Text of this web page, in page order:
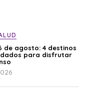
de agosto: 4 destinos
para disfrutar